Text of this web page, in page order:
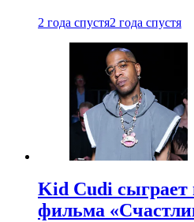
2 года спустя2 года спустя
Kid Cudi сыграет
фильма